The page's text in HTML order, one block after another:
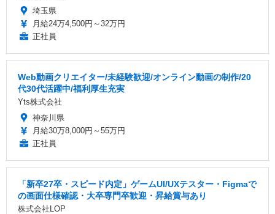
埼玉県
月給24万4,500円～32万円
正社員
Web動画クリエイター/未経験歓迎/オンライン動画の制作/20
代30代活躍中/福利厚生充実
Yts株式会社
神奈川県
月給30万8,000円～55万円
正社員
「新卒27卒・スピード内定」ゲームUI/UXテスター・Figmaで
の画面仕様確認・大卒専門卒歓迎・昇給賞与あり
株式会社LOP